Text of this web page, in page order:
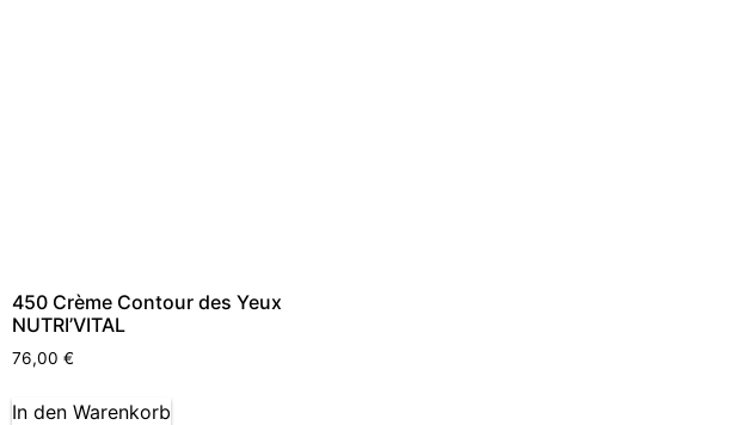
450 Crème Contour des Yeux
NUTRI’VITAL
76,00 €
In den Warenkorb